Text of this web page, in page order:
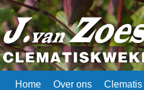
Home Over ons Clematis